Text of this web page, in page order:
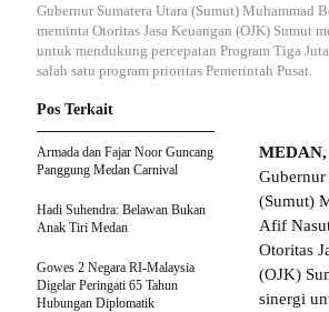
Gubernur Sumatera Utara (Sumut) Muhammad
meminta Otoritas Jasa Keuangan (OJK) Sumut
untuk mendukung percepatan Program Tiga
salah satu program prioritas Pemerintah Pusat.
MEDAN,
Gubernur
(Sumut)
Afif
Otoritas
(OJK)
sinergi
Pos Terkait
Armada dan Fajar Noor Guncang
Panggung Medan Carnival
Hadi Suhendra: Belawan Bukan
Anak Tiri Medan
Gowes 2 Negara RI-Malaysia
Digelar Peringati 65 Tahun
Hubungan Diplomatik